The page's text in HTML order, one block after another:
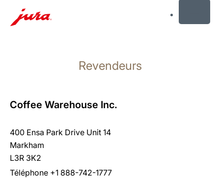
recherche
Revendeurs
Coffee Warehouse Inc.
400 Ensa Park Drive Unit 14
Markham
L3R 3K2
Téléphone +1 888-742-1777